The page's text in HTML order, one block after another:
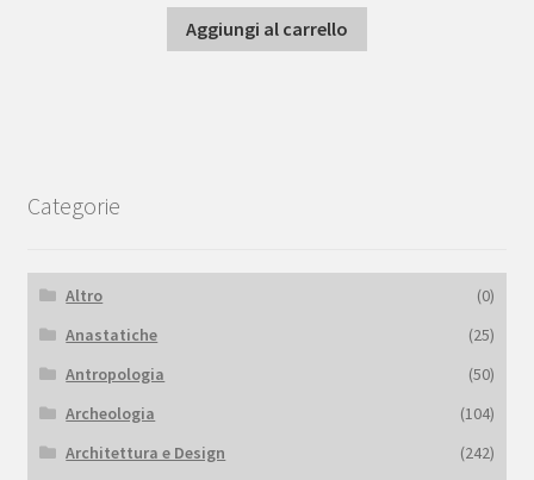
Aggiungi al carrello
Categorie
Altro
(0)
Anastatiche
(25)
Antropologia
(50)
Archeologia
(104)
Architettura e Design
(242)